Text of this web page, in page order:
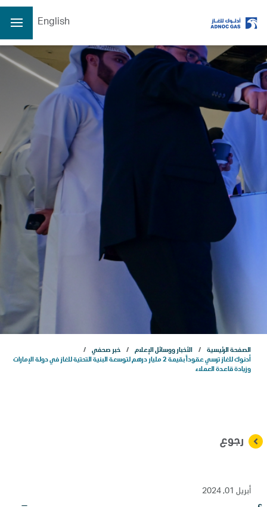
English
الصفحة الرئيسية
عن الشركة
عن الشركة
عملياتنا
الذكاء الاصطناعي
علاقات المستثمرين
الصفحة الرئيسية الأخبار ووسائل الإعلام
خبر صحفي
أدنوك للغاز ترسي عقوداً بقيمة 2 مليار درهم لتوسعة البنية التحتية للغاز في دولة الإمارات
وزيادة قاعدة العملاء
رجوع
أبريل 01, 2024